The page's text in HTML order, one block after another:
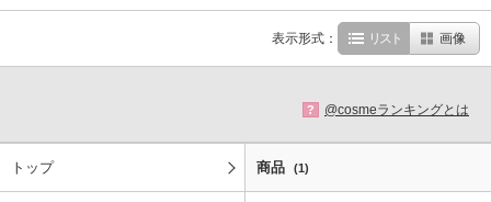
表示形式： リスト 画像
? @cosmeランキングとは
トップ 商品 (1)